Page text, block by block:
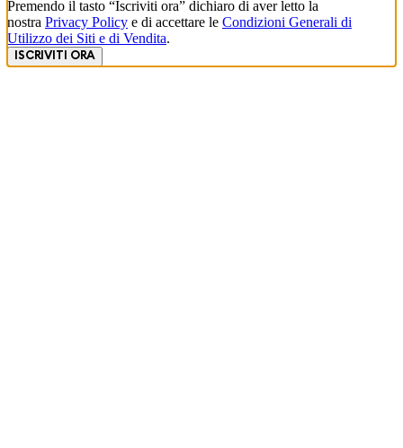
Premendo il tasto “Iscriviti ora” dichiaro di aver letto la
nostra Privacy Policy e di accettare le Condizioni Generali di
Utilizzo dei Siti e di Vendita.
ISCRIVITI ORA